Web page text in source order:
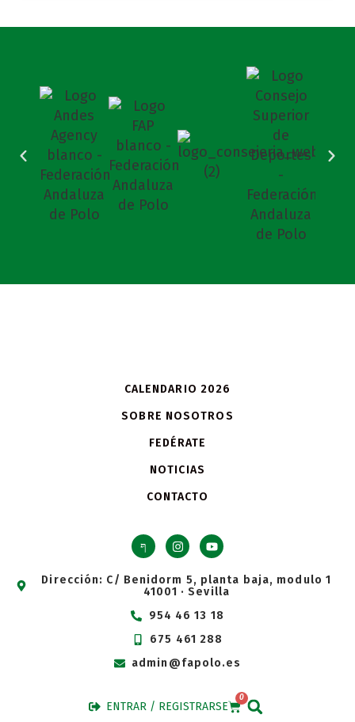
CALENDARIO 2026
SOBRE NOSOTROS
FEDÉRATE
NOTICIAS
CONTACTO
Dirección: C/ Benidorm 5, planta baja, modulo 1
41001 · Sevilla
954 46 13 18
675 461 288
admin@fapolo.es
ENTRAR / REGISTRARSE
0